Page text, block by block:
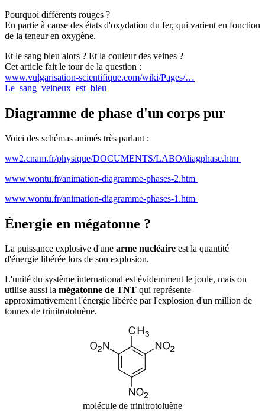
Pourquoi différents rouges ?
En partie à cause des états d'oxydation du fer, qui varient en fonction
de la teneur en oxygène.
Et le sang bleu alors ? Et la couleur des veines ?
Cet article fait le tour de la question :
www.vulgarisation-scientifique.com/wiki/Pages/…
Le_sang_veineux_est_bleu
Diagramme de phase d'un corps pur
Voici des schémas animés très parlant :
ww2.cnam.fr/physique/DOCUMENTS/LABO/diagphase.htm
www.wontu.fr/animation-diagramme-phases-2.htm
www.wontu.fr/animation-diagramme-phases-1.htm
Énergie en mégatonne ?
La puissance explosive d'une arme nucléaire est la quantité
d'énergie libérée lors de son explosion.
L'unité du système international est évidemment le joule, mais on
utilise aussi la mégatonne de TNT qui représente
approximativement l'énergie libérée par l'explosion d'un million de
tonnes de trinitrotoluène.
molécule de trinitrotoluène